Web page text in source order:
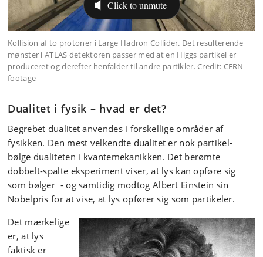
Dualitet i fysik – hvad er det?
Begrebet dualitet anvendes i forskellige områder af
fysikken. Den mest velkendte dualitet er nok partikel-
bølge dualiteten i kvantemekanikken. Det berømte
dobbelt-spalte eksperiment viser, at lys kan opføre sig
som bølger - og samtidig modtog Albert Einstein sin
Nobelpris for at vise, at lys opfører sig som partikeler.
Det mærkelige
er, at lys
faktisk er